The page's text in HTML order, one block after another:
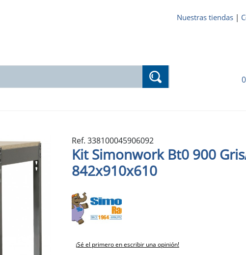
Nuestras tiendas |
Ref. 338100045906092
Kit Simonwork Bt0 900
842x910x610
¡Sé el primero en escribir una opinión!